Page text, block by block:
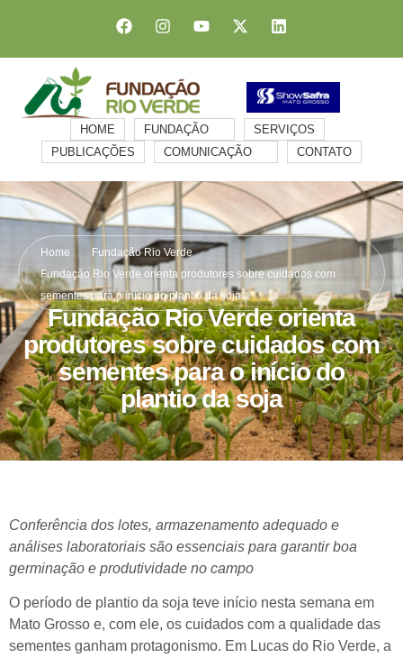
HOME FUNDAÇÃO
SERVIÇOS
PUBLICAÇÕES
COMUNICAÇÃO CONTATO
Home
Fundação Rio Verde
Fundação Rio Verde orienta produtores sobre cuidados com
sementes para o início do plantio da soja
Fundação Rio Verde orienta
produtores sobre cuidados com
sementes para o início do
plantio da soja
Conferência dos lotes, armazenamento adequado e
análises laboratoriais são essenciais para garantir boa
germinação e produtividade no campo
O período de plantio da soja teve início nesta semana em
Mato Grosso e, com ele, os cuidados com a qualidade das
sementes ganham protagonismo. Em Lucas do Rio Verde, a